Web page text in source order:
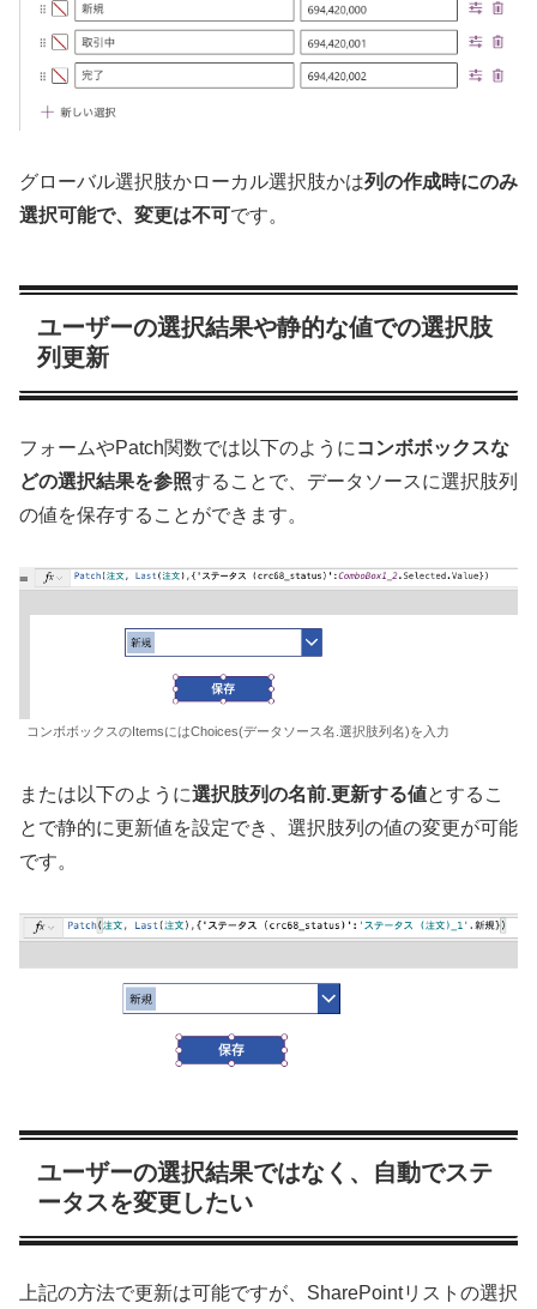
グローバル選択肢かローカル選択肢かは列の作成時にのみ
選択可能で、変更は不可です。
ユーザーの選択結果や静的な値での選択肢
列更新
フォームやPatch関数では以下のように コンボボックスな
どの選択結果を参照することで、データソースに選択肢列
の値を保存することができます。
コンボボックスのItemsにはChoices(データソース名.選択肢列名)を入力
または以下のように選択肢列の名前.更新する値とするこ
とで静的に更新値を設定でき、選択肢列の値の変更が可能
です。
ユーザーの選択結果ではなく、自動でステ
ータスを変更したい
上記の方法で更新は可能ですが、SharePointリストの選択